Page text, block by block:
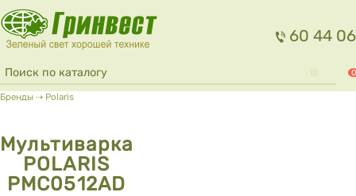
Перейти к основному содержанию
60 44 06
Форма поиска
Поиск 0
Вы здесь
Бренды ⇢ Polaris
Мультиварка
POLARIS
PMC0512AD